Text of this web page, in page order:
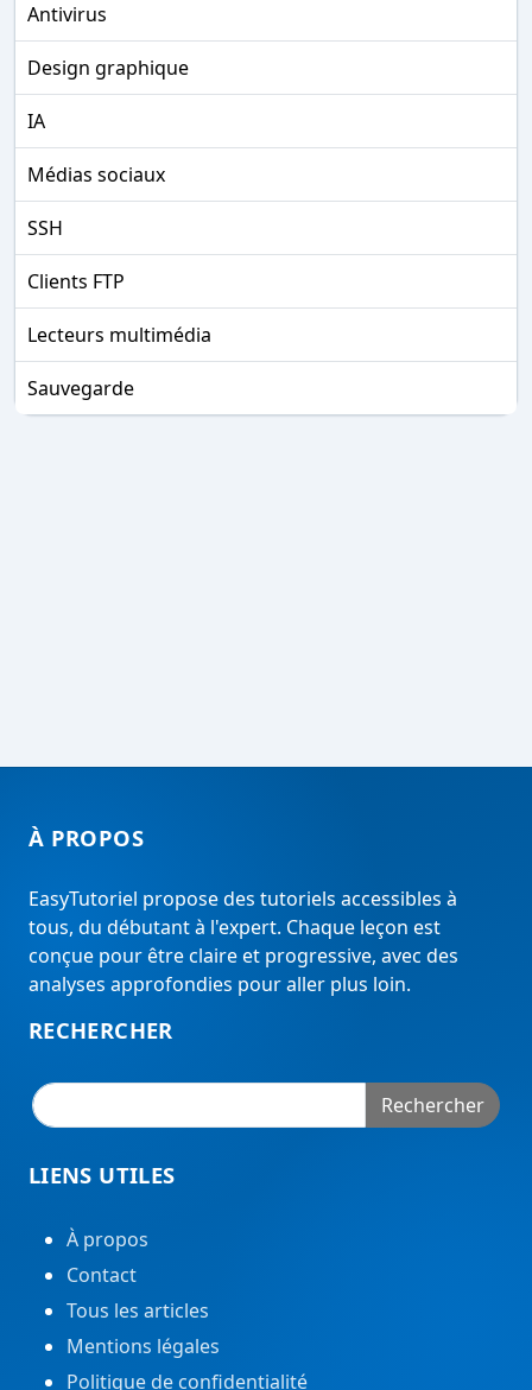
Antivirus
Design graphique
IA
Médias sociaux
SSH
Clients FTP
Lecteurs multimédia
Sauvegarde
À PROPOS
EasyTutoriel propose des tutoriels accessibles à
tous, du débutant à l'expert. Chaque leçon est
conçue pour être claire et progressive, avec des
analyses approfondies pour aller plus loin.
RECHERCHER
Rechercher
LIENS UTILES
À propos
Contact
Tous les articles
Mentions légales
Politique de confidentialité